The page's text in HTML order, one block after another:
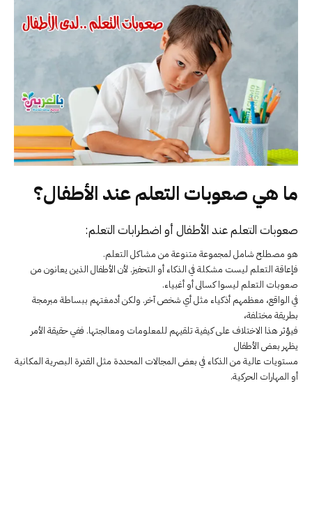
ما هي صعوبات التعلم عند الأطفال؟
صعوبات التعلم عند الأطفال أو اضطرابات التعلم:
هو مصطلح شامل لمجموعة متنوعة من مشاكل التعلم.
فإعاقة التعلم ليست مشكلة في الذكاء أو التحفيز. لأن الأطفال الذين يعانون من
صعوبات التعلم ليسوا كسالى أو أغبياء.
في الواقع، معظمهم أذكياء مثل أي شخص آخر. ولكن أدمغتهم ببساطة مبرمجة
بطريقة مختلفة،
فيؤثر هذا الاختلاف على كيفية تلقيهم للمعلومات ومعالجتها. ففي حقيقة الأمر
يظهر بعض الأطفال
مستويات عالية من الذكاء في بعض المجالات المحددة مثل القدرة البصرية المكانية
أو المهارات الحركية.